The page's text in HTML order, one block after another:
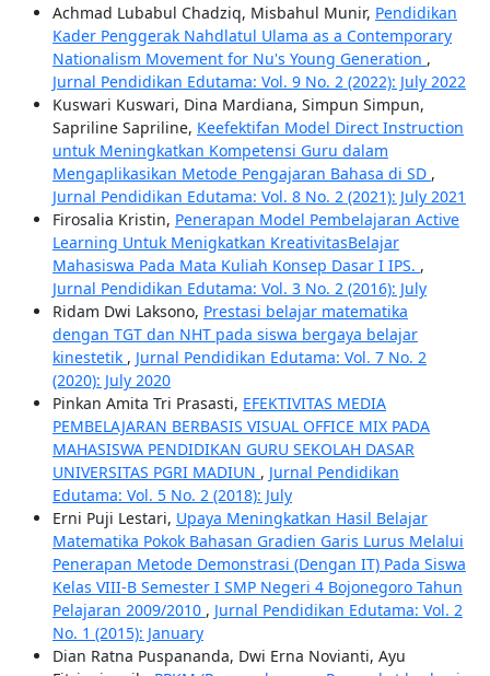
Achmad Lubabul Chadziq, Misbahul Munir, Pendidikan
Kader Penggerak Nahdlatul Ulama as a Contemporary
Nationalism Movement for Nu's Young Generation ,
Jurnal Pendidikan Edutama: Vol. 9 No. 2 (2022): July 2022
Kuswari Kuswari, Dina Mardiana, Simpun Simpun,
Sapriline Sapriline, Keefektifan Model Direct Instruction
untuk Meningkatkan Kompetensi Guru dalam
Mengaplikasikan Metode Pengajaran Bahasa di SD ,
Jurnal Pendidikan Edutama: Vol. 8 No. 2 (2021): July 2021
Firosalia Kristin, Penerapan Model Pembelajaran Active
Learning Untuk Menigkatkan KreativitasBelajar
Mahasiswa Pada Mata Kuliah Konsep Dasar I IPS. ,
Jurnal Pendidikan Edutama: Vol. 3 No. 2 (2016): July
Ridam Dwi Laksono, Prestasi belajar matematika
dengan TGT dan NHT pada siswa bergaya belajar
kinestetik , Jurnal Pendidikan Edutama: Vol. 7 No. 2
(2020): July 2020
Pinkan Amita Tri Prasasti, EFEKTIVITAS MEDIA
PEMBELAJARAN BERBASIS VISUAL OFFICE MIX PADA
MAHASISWA PENDIDIKAN GURU SEKOLAH DASAR
UNIVERSITAS PGRI MADIUN , Jurnal Pendidikan
Edutama: Vol. 5 No. 2 (2018): July
Erni Puji Lestari, Upaya Meningkatkan Hasil Belajar
Matematika Pokok Bahasan Gradien Garis Lurus Melalui
Penerapan Metode Demonstrasi (Dengan IT) Pada Siswa
Kelas VIII-B Semester I SMP Negeri 4 Bojonegoro Tahun
Pelajaran 2009/2010 , Jurnal Pendidikan Edutama: Vol. 2
No. 1 (2015): January
Dian Ratna Puspananda, Dwi Erna Novianti, Ayu